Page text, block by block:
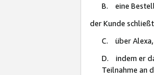
B. eine
der Kunde
C. über
D. indem er
Teilnahme an